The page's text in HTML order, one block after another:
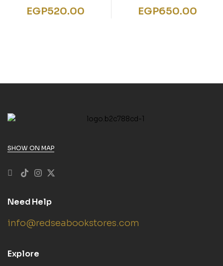
Sophie Scholl
EGP520.00 EGP650.00
SHOW ON MAP
Need Help
info@redseabookstores.com
Explore